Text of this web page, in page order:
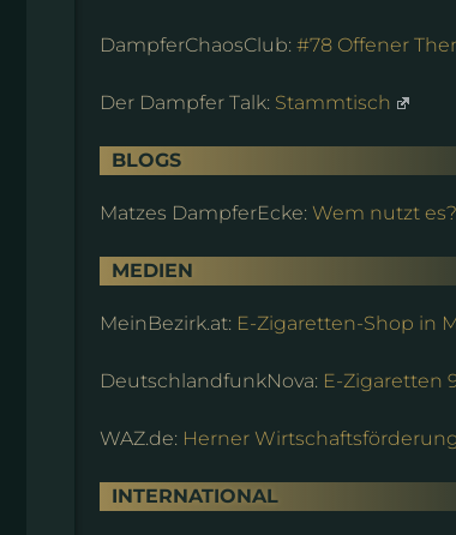
DampferChaosClub: #78 Offener
Der Dampfer Talk: Stammtisch
BLOGS
Matzes DampferEcke: Wem nutzt es?
MEDIEN
MeinBezirk.at: E-Zigaretten-Shop in
DeutschlandfunkNova: E-Zigaretten
WAZ.de: Herner
INTERNATIONAL